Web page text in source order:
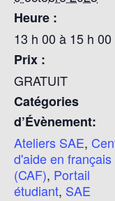
Heure :
13 h 00 à 15 h 00
Prix :
GRATUIT
Catégories
d’Évènement:
Ateliers SAE,
d'aide en français
(CAF), Portail
étudiant, SAE